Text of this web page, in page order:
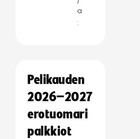
a
:
Pelikauden
2026–2027
erotuomari
palkkiot